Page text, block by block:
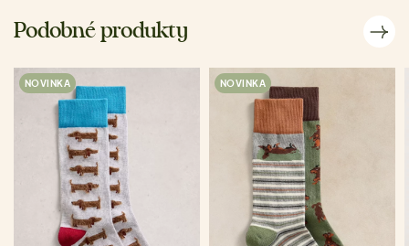
Podobné produkty
NOVINKA NOVINKA